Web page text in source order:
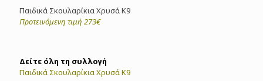
Παιδικά Σκουλαρίκια Χρυσά Κ9
Προτεινόμενη τιμή 273€
Δείτε όλη τη συλλογή
Παιδικά Σκουλαρίκια Χρυσά Κ9